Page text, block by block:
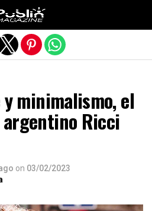
minimalismo, el
argentino Ricci
on 03/02/2023
la versión móvil